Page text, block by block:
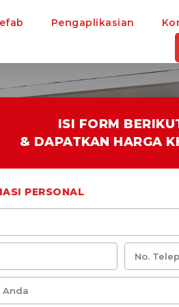
Pengaplikasian
ISI FORM
& DAPATKAN HARGA
PERSONAL